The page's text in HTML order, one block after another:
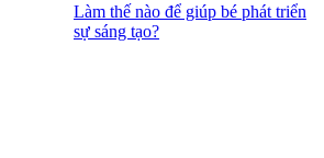
Làm thế nào để giúp bé phát triển
sự sáng tạo?